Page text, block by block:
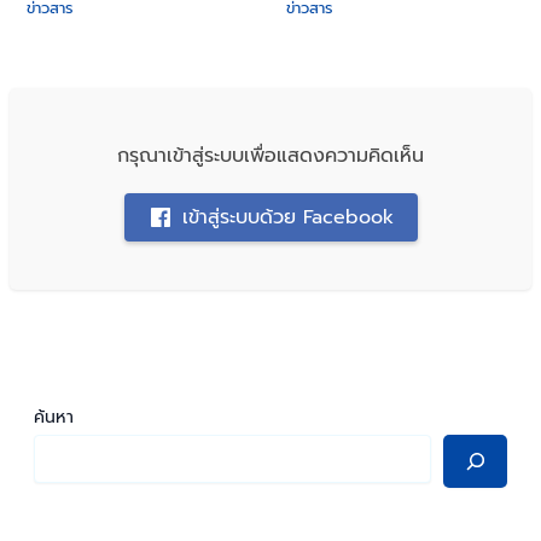
ข่าวสาร ข่าวสาร
กรุณาเข้าสู่ระบบเพื่อแสดงความคิดเห็น
เข้าสู่ระบบด้วย Facebook
ค้นหา